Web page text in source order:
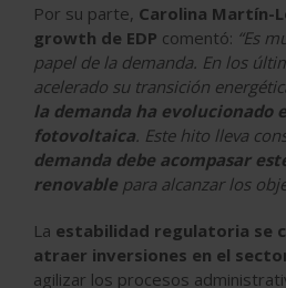
Por su parte, Carolina Martín-
growth de EDP comentó: “Es
papel de la demanda. En los
acelerado su transición
la demanda ha evolucionado
fotovoltaica. Este hito lleva
demanda debe acompasar
renovable para alcanzar los
La estabilidad regulatoria se
atraer inversiones en el
agilizar los procesos